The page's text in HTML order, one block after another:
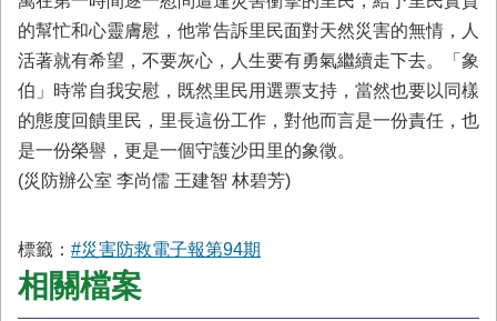
的幫忙和心靈膚慰，他常告訴里民面對天然災害的無情，人
活著就有希望，不要灰心，人生要有勇氣繼續走下去。「象
伯」時常自我安慰，既然里民用選票支持，當然也要以同樣
的態度回饋里民，里長這份工作，對他而言是一份責任，也
是一份榮譽，更是一個守護沙田里的象徵。
(災防辦公室 李尚儒 王建智 林碧芳)
標籤： #災害防救電子報第94期
相關檔案